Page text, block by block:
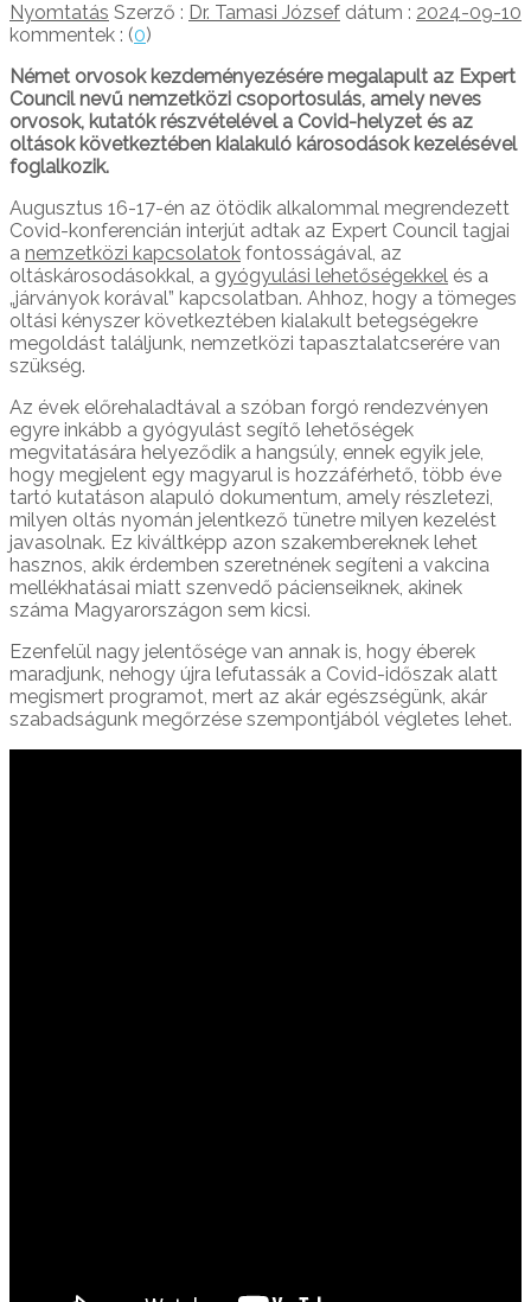
Nyomtatás Szerző : Dr. Tamasi József dátum : 2024-09-10
kommentek : (0)
Német orvosok kezdeményezésére megalapult az Expert
Council nevű nemzetközi csoportosulás, amely neves
orvosok, kutatók részvételével a Covid-helyzet és az
oltások következtében kialakuló károsodások kezelésével
foglalkozik.
Augusztus 16-17-én az ötödik alkalommal megrendezett
Covid-konferencián interjút adtak az Expert Council tagjai
a nemzetközi kapcsolatok fontosságával, az
oltáskárosodásokkal, a gyógyulási lehetőségekkel és a
„járványok korával” kapcsolatban. Ahhoz, hogy a tömeges
oltási kényszer következtében kialakult betegségekre
megoldást találjunk, nemzetközi tapasztalatcserére van
szükség.
Az évek előrehaladtával a szóban forgó rendezvényen
egyre inkább a gyógyulást segítő lehetőségek
megvitatására helyeződik a hangsúly, ennek egyik jele,
hogy megjelent egy magyarul is hozzáférhető, több éve
tartó kutatáson alapuló dokumentum, amely részletezi,
milyen oltás nyomán jelentkező tünetre milyen kezelést
javasolnak. Ez kiváltképp azon szakembereknek lehet
hasznos, akik érdemben szeretnének segíteni a vakcina
mellékhatásai miatt szenvedő pácienseiknek, akinek
száma Magyarországon sem kicsi.
Ezenfelül nagy jelentősége van annak is, hogy éberek
maradjunk, nehogy újra lefutassák a Covid-időszak alatt
megismert programot, mert az akár egészségünk, akár
szabadságunk megőrzése szempontjából végletes lehet.